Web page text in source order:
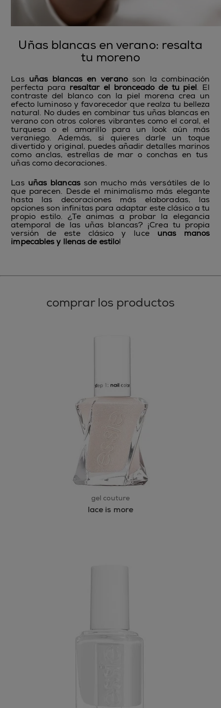
Uñas blancas en verano: resalta
tu moreno
Las uñas blancas en veranoson la combinación
perfecta para resaltar el bronceado de tu piel. El
contraste del blanco con la piel morena crea un
efecto luminoso y favorecedor que realza tu belleza
natural. No dudes en combinar tus uñas blancas en
verano con otros colores vibrantes como el coral, el
turquesa o el amarillo para un look aún más
veraniego. Además, si quieres darle un toque
divertido y original, puedes añadir detalles marinos
como anclas, estrellas de mar o conchas en tus
uñas como decoraciones.
Las uñas blancasson mucho más versátiles de lo
que parecen. Desde el minimalismo más elegante
hasta las decoraciones más elaboradas, las
opciones son infinitas para adaptar este clásico a tu
propio estilo. ¿Te animas a probar la elegancia
atemporal de las uñas blancas? ¡Crea tu propia
versión de este clásico y luce unas manos
impecables y llenas de estilo!
comprar los productos
gel couture
lace is more